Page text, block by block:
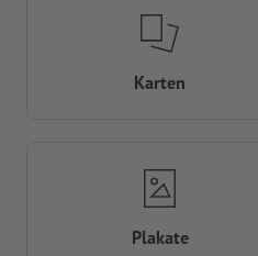
Karten
Plakate